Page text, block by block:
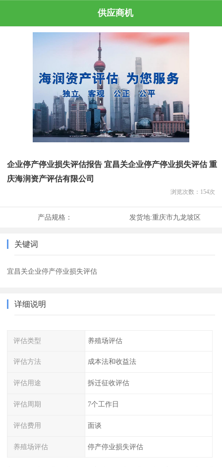
供应商机
企业停产停业损失评估报告 宜昌关企业停产停业损失评估 重
庆海润资产评估有限公司
浏览次数： 154次
产品规格： 发货地:重庆市九龙坡区
关键词
宜昌关企业停产停业损失评估
详细说明
评估类型 养殖场评估
评估方法 成本法和收益法
评估用途 拆迁征收评估
评估周期 7个工作日
评估费用 面谈
养殖场评估 停产停业损失评估